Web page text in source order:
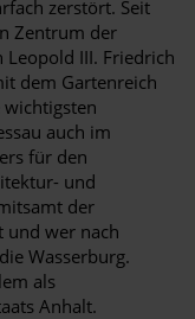
zerstört. Seit
Zentrum der
III. Friedrich
dem Gartenreich
wichtigsten
auch im
für den
und
der
und wer nach
Wasserburg.
als
Anhalt.